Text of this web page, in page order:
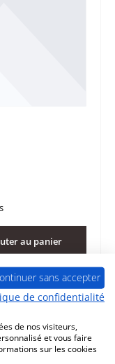
ou utilisez les boutons
au panier
sans accepter
de confidentialité
de nos visiteurs,
et vous faire
sur les cookies